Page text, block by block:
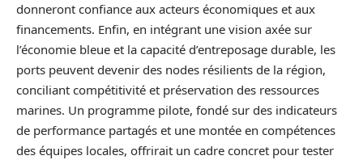
donneront confiance aux acteurs économiques et aux
financements. Enfin, en intégrant une vision axée sur
l’économie bleue et la capacité d’entreposage durable, les
ports peuvent devenir des nodes résilients de la région,
conciliant compétitivité et préservation des ressources
marines. Un programme pilote, fondé sur des indicateurs
de performance partagés et une montée en compétences
des équipes locales, offrirait un cadre concret pour tester